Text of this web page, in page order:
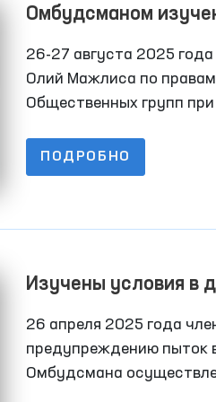
Омбудсманом
учреждений
26-27 августа 2025
Олий Мажлиса по
Общественных групп
Мажлиса с участием
информации
ПОДРОБНО
Изучены условия в
исполнения
26 апреля 2025 года
предупреждению пыток
Омбудсмана